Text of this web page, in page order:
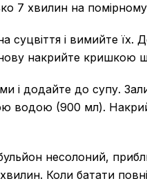
7 хвилин на помірному
суцвіття і вимийте
накрийте кришкою
і додайте до супу.
водою (900 мл).
несолоний,
Коли батати